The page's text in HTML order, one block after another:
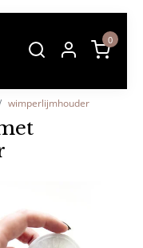
0
wimperlijmhouder